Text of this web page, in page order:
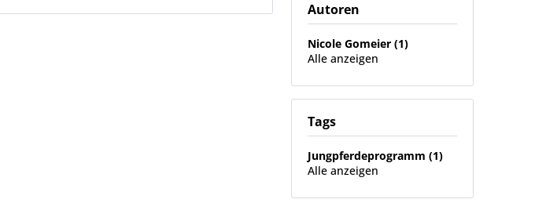
Autoren
Nicole Gomeier (1)
Alle anzeigen
Tags
Jungpferdeprogramm (1)
Alle anzeigen